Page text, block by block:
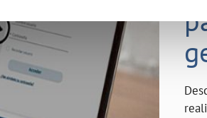
VER TODAS LAS
de fuga interior